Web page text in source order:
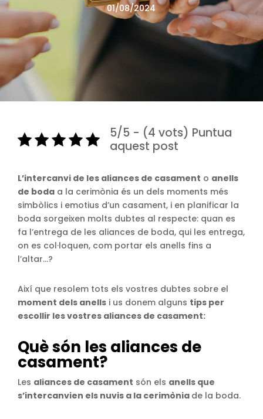
01/08/2024
5/5 - (4 vots) Puntua
aquest post
L’intercanvi de les aliances de casament o anells
de boda a la cerimònia és un dels moments més
simbòlics i emotius d’un casament, i en planificar la
boda sorgeixen molts dubtes al respecte: quan es
fa l’entrega de les aliances de boda, qui les entrega,
on es col·loquen, com portar els anells fins a
l’altar…?
Així que resolem tots els vostres dubtes sobre el
moment dels anells i us donem alguns tips per
escollir les vostres aliances de casament:
Què són les aliances de
casament?
Les aliances de casament són els anells que
s’intercanvien els nuvis a la cerimònia de la boda.